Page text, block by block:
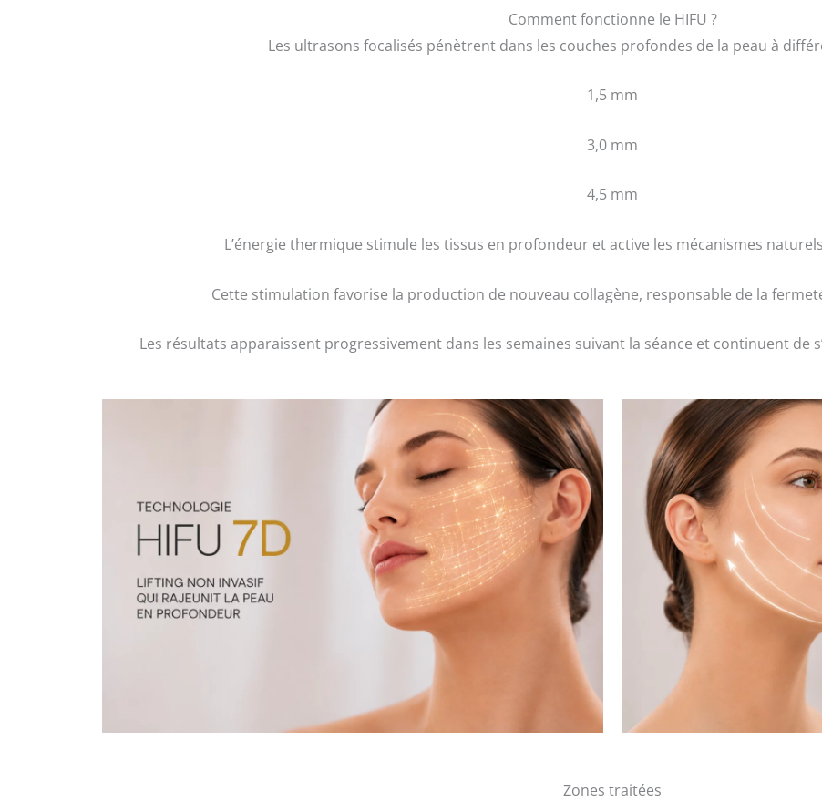
Comment fonctionne le HIFU ?
Les ultrasons focalisés pénètrent dans les couches profondes de la peau à
1,5 mm
3,0 mm
4,5 mm
L’énergie thermique stimule les tissus en profondeur et active les mécanismes
Cette stimulation favorise la production de nouveau collagène, responsable de la
Les résultats apparaissent progressivement dans les semaines suivant la séance et continuent de
Zones traitées